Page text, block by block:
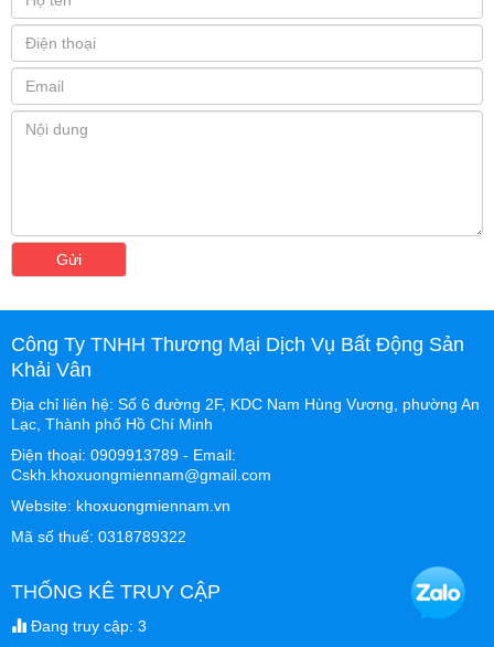
Gửi
Công Ty TNHH Thương Mại Dịch Vụ Bất Động Sản
Khải Vân
Địa chỉ liên hệ: Số 6 đường 2F, KDC Nam Hùng Vương, phường An
Lạc, Thành phố Hồ Chí Minh
Điện thoại: 0909913789 - Email:
Cskh.khoxuongmiennam@gmail.com
Website: khoxuongmiennam.vn
Mã số thuế: 0318789322
THỐNG KÊ TRUY CẬP
Đang truy cập: 3